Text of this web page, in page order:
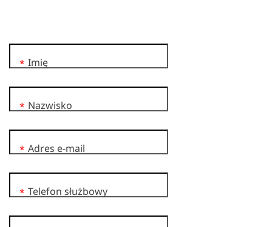
Imię
*
Nazwisko
*
Adres e-mail
*
Telefon służbowy
*